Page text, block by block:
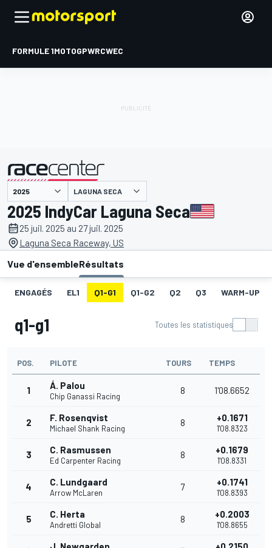
FORMULE 1MOTOGPWRCWEC
présenté par LAGUNA SECA
2025 IndyCar Laguna Seca
25 juil. 2025 au 27 juil. 2025
Laguna Seca Raceway, US
Vue d'ensembleRésultats
ENGAGÉS EL1 Q1-G1 Q1-G2 Q2 Q3 WARM-UP
q1-g1 Toutes les statistiques
POS. PILOTE TOURS TEMPS
1 Á. Palou
Chip Ganassi Racing
8 1'08.6652
2 F. Rosenqvist
Michael Shank Racing
8 +0.1671
1'08.8323
3 C. Rasmussen
Ed Carpenter Racing
8 +0.1679
1'08.8331
4 C. Lundgaard
Arrow McLaren
7 +0.1741
1'08.8393
5 C. Herta
Andretti Global
8 +0.2003
1'08.8655